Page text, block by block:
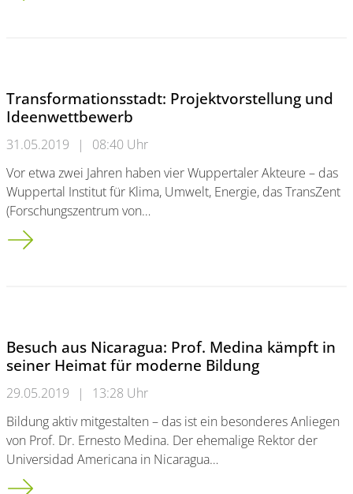
Transformationsstadt: Projektvorstellung und
Ideenwettbewerb
31.05.2019 |
08:40 Uhr
Vor etwa zwei Jahren haben vier Wuppertaler Akteure – das
Wuppertal Institut für Klima, Umwelt, Energie, das TransZent
(Forschungszentrum von…
Transformationsstadt: Projektvorstellung und
Besuch aus Nicaragua: Prof. Medina kämpft in
seiner Heimat für moderne Bildung
29.05.2019 |
13:28 Uhr
Bildung aktiv mitgestalten – das ist ein besonderes Anliegen
von Prof. Dr. Ernesto Medina. Der ehemalige Rektor der
Universidad Americana in Nicaragua…
Besuch aus Nicaragua: Prof. Medina kämpft in seiner